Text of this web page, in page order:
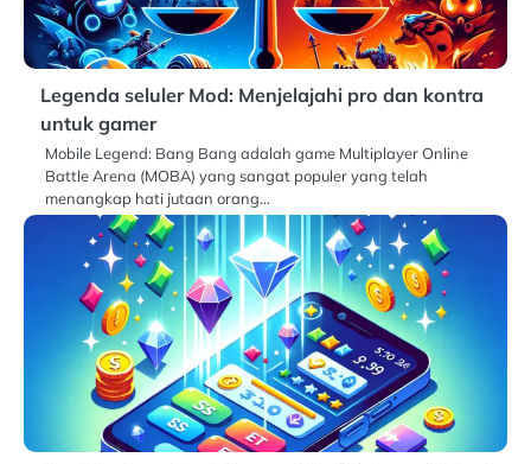
Legenda seluler Mod: Menjelajahi pro dan kontra
untuk gamer
Mobile Legend: Bang Bang adalah game Multiplayer Online
Battle Arena (MOBA) yang sangat populer yang telah
menangkap hati jutaan orang…